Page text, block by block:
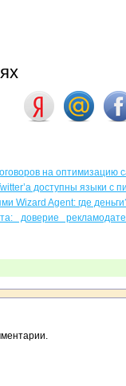
на оптимизацию
доступны языки с
Wizard Agent: где
доверие